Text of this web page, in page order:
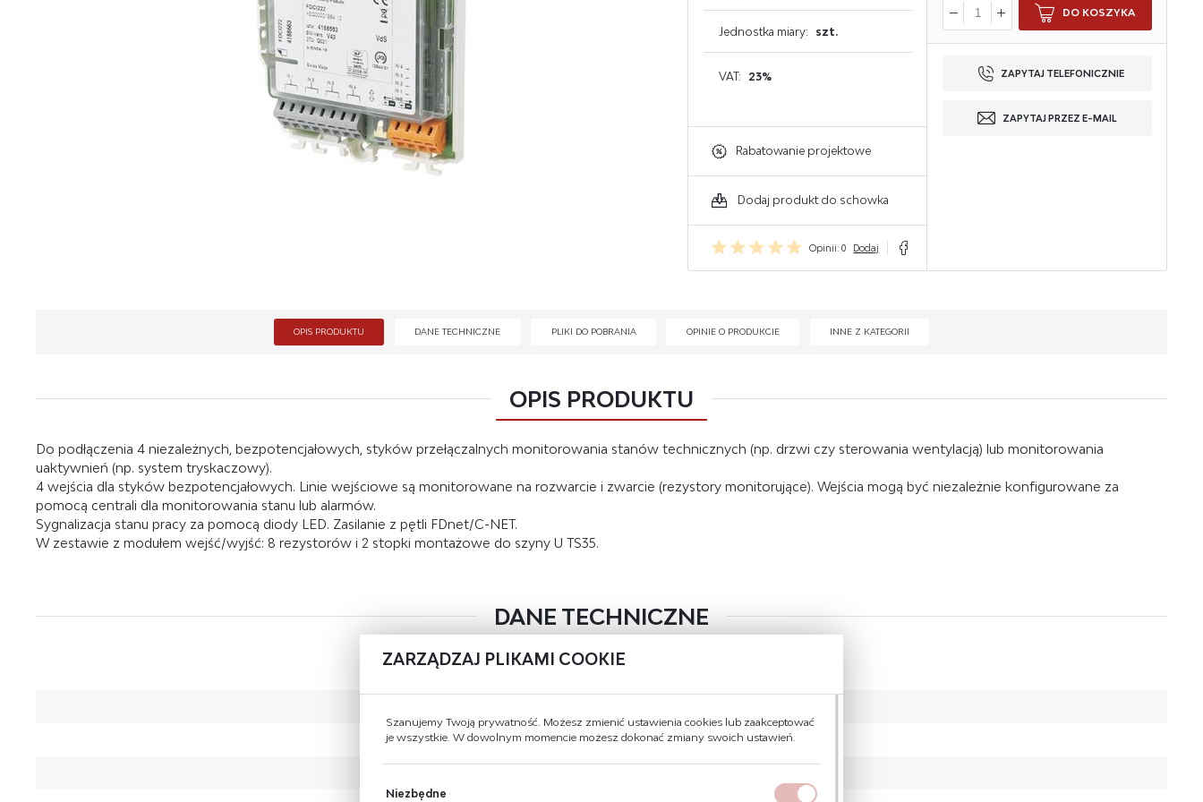
GAŚNICE DO KOMPUTERA
GAŚNICE DO ELEKTRONIKI
GAŚNICE DO WARSZTATU
Jednostka miary: szt.
VAT: 23%
Rabatowanie projektowe
Dodaj produkt do schowka
Opinii: 0 Dodaj
DO KOSZYKA
ZAPYTAJ TELEFONICZNIE
ZAPYTAJ PRZEZ E-MAIL
OPIS PRODUKTU DANE TECHNICZNE PLIKI DO POBRANIA OPINIE O PRODUKCIE INNE Z KATEGORII
OPIS PRODUKTU
Do podłączenia 4 niezależnych, bezpotencjałowych, styków przełączalnych monitorowania stanów technicznych (np. drzwi czy sterowania wentylacją) lub monitorowania
uaktywnień (np. system tryskaczowy).
4 wejścia dla styków bezpotencjałowych. Linie wejściowe są monitorowane na rozwarcie i zwarcie (rezystory monitorujące). Wejścia mogą być niezależnie konfigurowane za
pomocą centrali dla monitorowania stanu lub alarmów.
Sygnalizacja stanu pracy za pomocą diody LED. Zasilanie z pętli FDnet/C-NET.
W zestawie z modułem wejść/wyjść: 8 rezystorów i 2 stopki montażowe do szyny U TS35.
DANE TECHNICZNE
Głębokość 20 mm
ZARZĄDZAJ PLIKAMI COOKIE
Szanujemy Twoją prywatność. Możesz zmienić ustawienia cookies lub zaakceptować
je wszystkie. W dowolnym momencie możesz dokonać zmiany swoich ustawień.
Niezbędne